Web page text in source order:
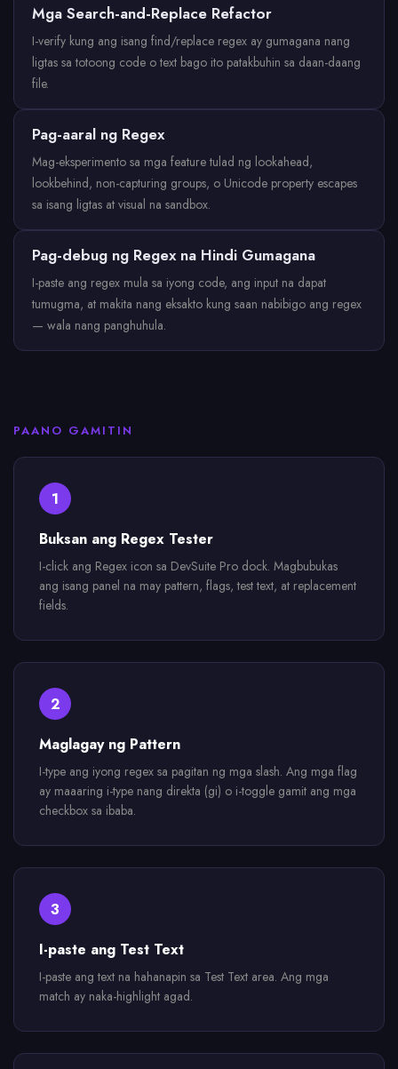
Mga Search-and-Replace Refactor
I-verify kung ang isang find/replace regex ay gumagana nang
ligtas sa totoong code o text bago ito patakbuhin sa daan-daang
file.
Pag-aaral ng Regex
Mag-eksperimento sa mga feature tulad ng lookahead,
lookbehind, non-capturing groups, o Unicode property escapes
sa isang ligtas at visual na sandbox.
Pag-debug ng Regex na Hindi Gumagana
I-paste ang regex mula sa iyong code, ang input na dapat
tumugma, at makita nang eksakto kung saan nabibigo ang regex
— wala nang panghuhula.
PAANO GAMITIN
1
Buksan ang Regex Tester
I-click ang Regex icon sa DevSuite Pro dock. Magbubukas
ang isang panel na may pattern, flags, test text, at replacement
fields.
2
Maglagay ng Pattern
I-type ang iyong regex sa pagitan ng mga slash. Ang mga flag
ay maaaring i-type nang direkta (gi) o i-toggle gamit ang mga
checkbox sa ibaba.
3
I-paste ang Test Text
I-paste ang text na hahanapin sa Test Text area. Ang mga
match ay naka-highlight agad.